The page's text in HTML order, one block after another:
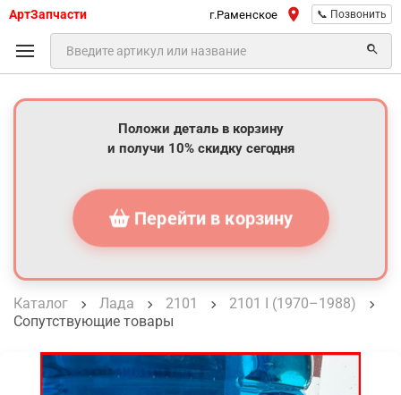
АртЗапчасти г.Раменское 📞 Позвонить
Положи деталь в корзину
и получи 10% скидку сегодня
Перейти в корзину
Каталог Лада 2101
2101 I (1970–1988)
Сопутствующие товары